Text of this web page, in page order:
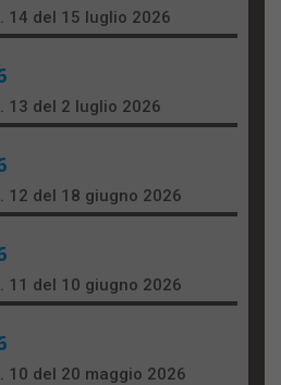
14 del 15 luglio 2026
13 del 2 luglio 2026
12 del 18 giugno 2026
11 del 10 giugno 2026
10 del 20 maggio 2026